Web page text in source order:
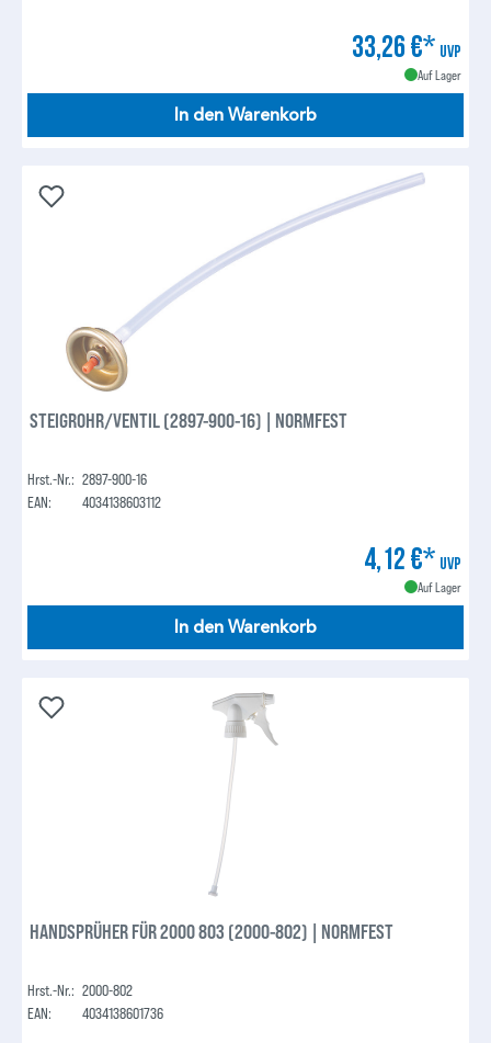
33,26 €* UVP
Auf Lager
In den Warenkorb
STEIGROHR/VENTIL (2897-900-16) | NORMFEST
Hrst.-Nr.: 2897-900-16
EAN:
4034138603112
4,12 €* UVP
Auf Lager
In den Warenkorb
HANDSPRÜHER FÜR 2000 803 (2000-802) | NORMFEST
Hrst.-Nr.: 2000-802
EAN:
4034138601736